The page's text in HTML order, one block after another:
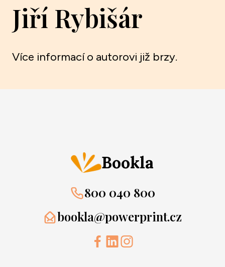
Jiří Rybišár
Více informací o autorovi již brzy.
Bookla
800 040 800
bookla@powerprint.cz